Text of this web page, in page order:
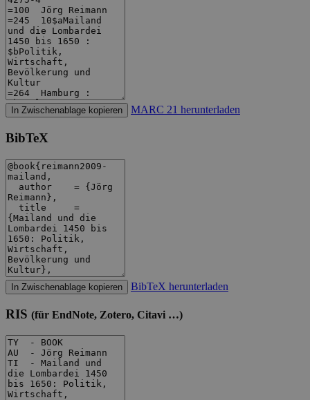
In Zwischenablage kopieren MARC 21 herunterladen
BibTeX
In Zwischenablage kopieren BibTeX herunterladen
RIS (für EndNote, Zotero, Citavi …)